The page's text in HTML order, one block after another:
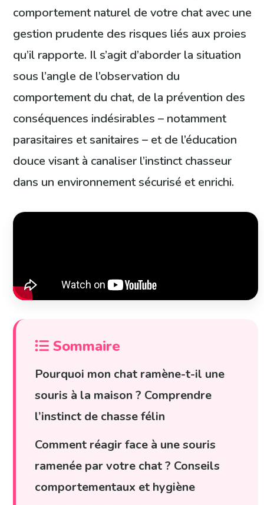
comportement naturel de votre chat avec une
gestion prudente des risques liés aux proies
qu’il rapporte. Il s’agit d’aborder la situation
sous l’angle de l’observation du
comportement du chat, de la prévention des
conséquences indésirables – notamment
parasitaires et sanitaires – et de l’éducation
douce visant à canaliser l’instinct chasseur
dans un environnement sécurisé et enrichi.
Sommaire
Pourquoi mon chat ramène-t-il une
souris à la maison ? Comprendre
l’instinct de chasse félin
Comment réagir face à une souris
ramenée par votre chat ? Conseils
comportementaux et hygiène